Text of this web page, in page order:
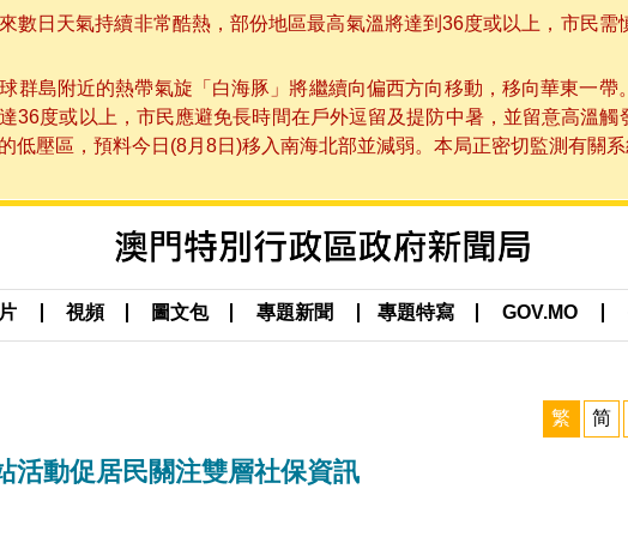
數日天氣持續非常酷熱，部份地區最高氣溫將達到36度或以上，市民
群島附近的熱帶氣旋「白海豚」將繼續向偏西方向移動，移向華東一
36度或以上，市民應避免長時間在戶外逗留及提防中暑，並留意高溫
低壓區，預料今日(8月8日)移入南海北部並減弱。本局正密切監測有關
視頻 圖文包 專題新聞 專題特寫 GOV.MO
繁 简
活動促居民關注雙層社保資訊